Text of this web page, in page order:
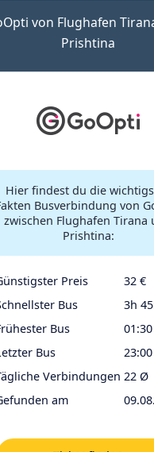
von Flughafen
Prishtina
Hier findest du die
Busverbindung von
zwischen Flughafen Tirana
Prishtina:
Preis
32 €
Bus
3h
Bus
Bus
Verbindungen 22 Ø
am